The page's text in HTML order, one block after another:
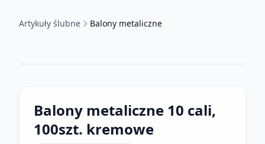
Artykuły ślubne Balony metaliczne
Balony metaliczne 10 cali,
100szt. kremowe